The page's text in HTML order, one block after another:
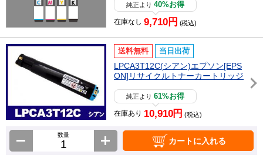
純正より40%お得
在庫なし 9,710円 (税込)
送料無料 当日出荷
LPCA3T12C(シアン)エプソン[EPS
ON]リサイクルトナーカートリッジ
純正より61%お得
在庫あり 10,910円 (税込)
数量
カートに入れる